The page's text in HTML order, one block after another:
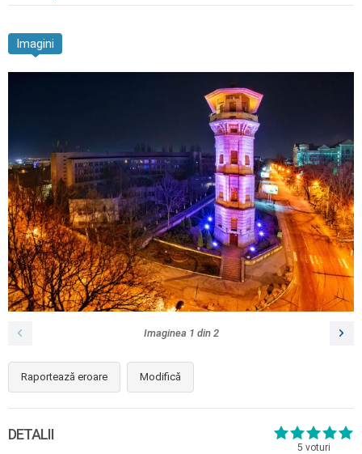
Imagini
Imaginea 1 din 2
Raportează eroare Modifică
5 voturi
DETALII